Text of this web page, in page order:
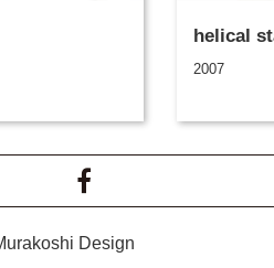
helical
2007
Design